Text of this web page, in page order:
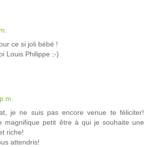
ce si joli bébé !
Louis Philippe ;-)
je ne suis pas encore venue te féliciter!
magnifique petit être à qui je souhaite une
riche!
attendris!